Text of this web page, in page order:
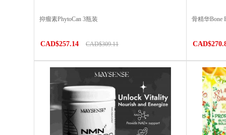
抑瘤素PhytoCan 3瓶装
CAD$257.14 CAD$309.11
骨精华Bone